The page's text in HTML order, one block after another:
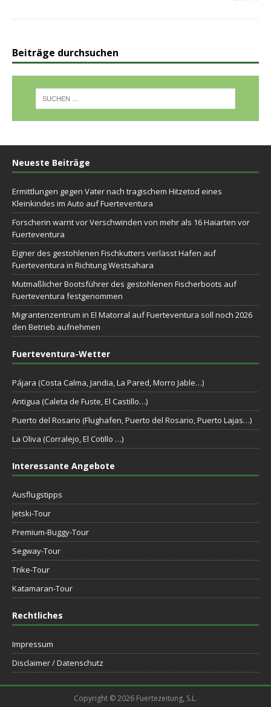
Beiträge durchsuchen
Neueste Beiträge
Ermittlungen gegen Vater nach tragischem Hitzetod eines
Kleinkindes im Auto auf Fuerteventura
Forscherin warnt vor Verschwinden von mehr als 16 Haiarten vor
Fuerteventura
Eigner des gestohlenen Fischkutters verlässt Hafen auf
Fuerteventura in Richtung Westsahara
Mutmaßlicher Bootsführer des gestohlenen Fischerboots auf
Fuerteventura festgenommen
Migrantenzentrum in El Matorral auf Fuerteventura soll noch 2026
den Betrieb aufnehmen
Fuerteventura-Wetter
Pájara (Costa Calma, Jandia, La Pared, Morro Jable…)
Antigua (Caleta de Fuste, El Castillo…)
Puerto del Rosario (Flughafen, Puerto del Rosario, Puerto Lajas…)
La Oliva (Corralejo, El Cotillo …)
Interessante Angebote
Ausflugstipps
Jetski-Tour
Premium-Buggy-Tour
Segway-Tour
Trike-Tour
Katamaran-Tour
Rechtliches
Impressum
Disclaimer / Datenschutz
Copyright © 2026 Fuertezeitung, S.L.